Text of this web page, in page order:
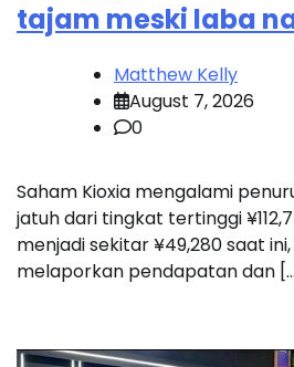
tajam meski laba
Matthew Kelly
August 7, 2026
0
Saham Kioxia mengalami
jatuh dari tingkat tertinggi
menjadi sekitar ¥49,280 saat
melaporkan pendapatan dan